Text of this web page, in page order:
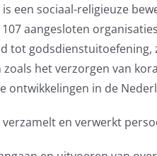
een sociaal-religieuze
aangesloten
tot godsdienstuitoefening,
het verzorgen van
ontwikkelingen in de
en verwerkt